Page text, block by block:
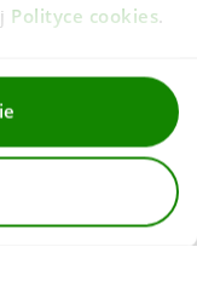
Polityce cookies.